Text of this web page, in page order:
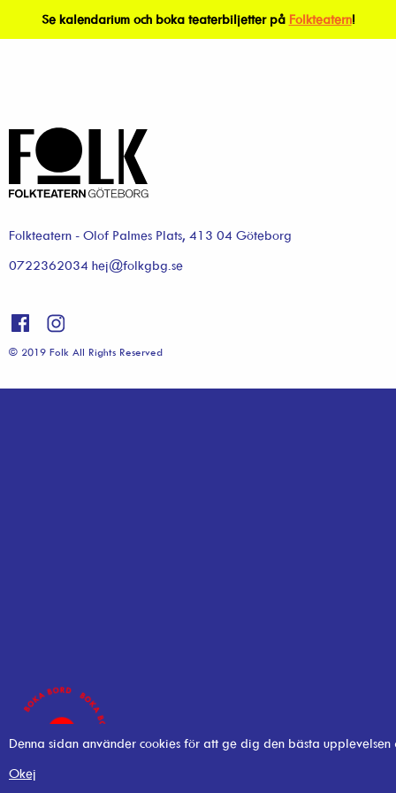
Se kalendarium och boka teaterbiljetter på Folkteatern!
Folkteatern - Olof Palmes Plats, 413 04 Göteborg
0722362034 hej@folkgbg.se
© 2019 Folk All Rights Reserved
Denna sidan använder cookies för att ge dig den bästa
Okej